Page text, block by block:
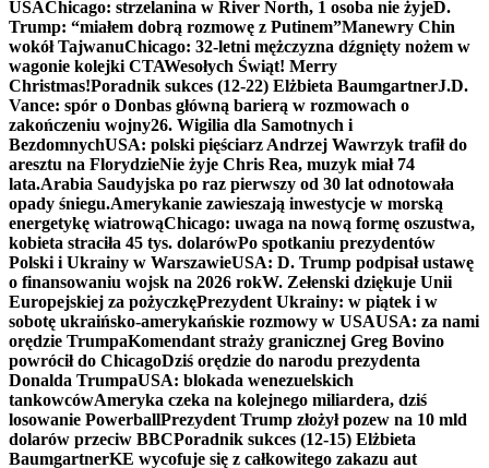
USAChicago: strzelanina w River North, 1 osoba nie żyjeD.
Trump: “miałem dobrą rozmowę z Putinem”Manewry Chin
wokół TajwanuChicago: 32-letni mężczyzna dźgnięty nożem w
wagonie kolejki CTAWesołych Świąt! Merry
Christmas!Poradnik sukces (12-22) Elżbieta BaumgartnerJ.D.
Vance: spór o Donbas główną barierą w rozmowach o
zakończeniu wojny26. Wigilia dla Samotnych i
BezdomnychUSA: polski pięściarz Andrzej Wawrzyk trafił do
aresztu na FlorydzieNie żyje Chris Rea, muzyk miał 74
lata.Arabia Saudyjska po raz pierwszy od 30 lat odnotowała
opady śniegu.Amerykanie zawieszają inwestycje w morską
energetykę wiatrowąChicago: uwaga na nową formę oszustwa,
kobieta straciła 45 tys. dolarówPo spotkaniu prezydentów
Polski i Ukrainy w WarszawieUSA: D. Trump podpisał ustawę
o finansowaniu wojsk na 2026 rokW. Zełenski dziękuje Unii
Europejskiej za pożyczkęPrezydent Ukrainy: w piątek i w
sobotę ukraińsko-amerykańskie rozmowy w USAUSA: za nami
orędzie TrumpaKomendant straży granicznej Greg Bovino
powrócił do ChicagoDziś orędzie do narodu prezydenta
Donalda TrumpaUSA: blokada wenezuelskich
tankowcówAmeryka czeka na kolejnego miliardera, dziś
losowanie PowerballPrezydent Trump złożył pozew na 10 mld
dolarów przeciw BBCPoradnik sukces (12-15) Elżbieta
BaumgartnerKE wycofuje się z całkowitego zakazu aut